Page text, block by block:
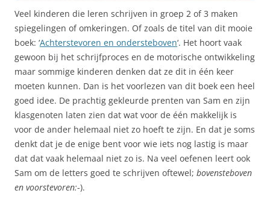
Veel kinderen die leren schrijven in groep 2 of 3 maken
spiegelingen of omkeringen. Of zoals de titel van dit mooie
boek: ‘Achterstevoren en ondersteboven‘. Het hoort vaak
gewoon bij het schrijfproces en de motorische ontwikkeling
maar sommige kinderen denken dat ze dit in één keer
moeten kunnen. Dan is het voorlezen van dit boek een heel
goed idee. De prachtig gekleurde prenten van Sam en zijn
klasgenoten laten zien dat wat voor de één makkelijk is
voor de ander helemaal niet zo hoeft te zijn. En dat je soms
denkt dat je de enige bent voor wie iets nog lastig is maar
dat dat vaak helemaal niet zo is. Na veel oefenen leert ook
Sam om de letters goed te schrijven oftewel; bovensteboven
en voorstevoren:-).